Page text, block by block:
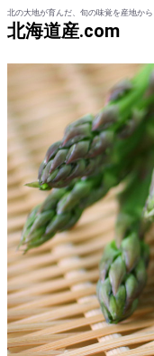
北の大地が育んだ、旬の味覚を産地から
北海道産.com